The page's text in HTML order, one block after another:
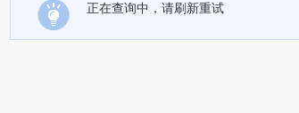
正在查询中，请刷新重试